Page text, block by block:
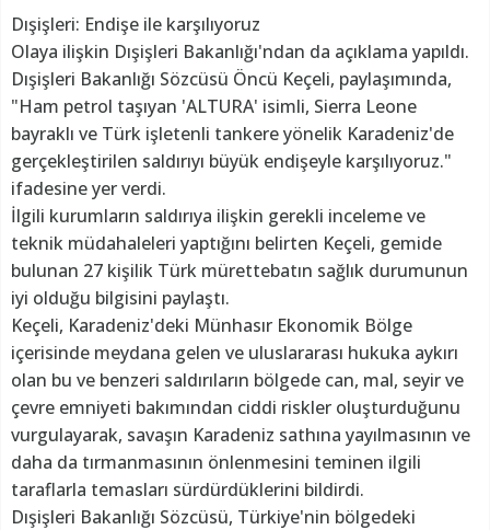
Dışişleri: Endişe ile karşılıyoruz
Olaya ilişkin Dışişleri Bakanlığı'ndan da açıklama yapıldı.
Dışişleri Bakanlığı Sözcüsü Öncü Keçeli, paylaşımında,
"Ham petrol taşıyan 'ALTURA' isimli, Sierra Leone
bayraklı ve Türk işletenli tankere yönelik Karadeniz'de
gerçekleştirilen saldırıyı büyük endişeyle karşılıyoruz."
ifadesine yer verdi.
İlgili kurumların saldırıya ilişkin gerekli inceleme ve
teknik müdahaleleri yaptığını belirten Keçeli, gemide
bulunan 27 kişilik Türk mürettebatın sağlık durumunun
iyi olduğu bilgisini paylaştı.
Keçeli, Karadeniz'deki Münhasır Ekonomik Bölge
içerisinde meydana gelen ve uluslararası hukuka aykırı
olan bu ve benzeri saldırıların bölgede can, mal, seyir ve
çevre emniyeti bakımından ciddi riskler oluşturduğunu
vurgulayarak, savaşın Karadeniz sathına yayılmasının ve
daha da tırmanmasının önlenmesini teminen ilgili
taraflarla temasları sürdürdüklerini bildirdi.
Dışişleri Bakanlığı Sözcüsü, Türkiye'nin bölgedeki